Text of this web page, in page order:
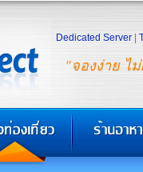
"จองง่าย ไ
Dedicated Server